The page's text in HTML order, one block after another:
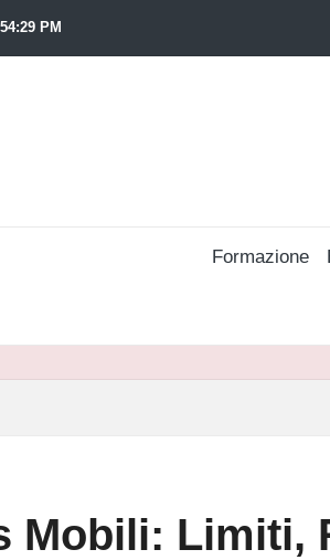
PM
Formazione
Mobili: Limiti,